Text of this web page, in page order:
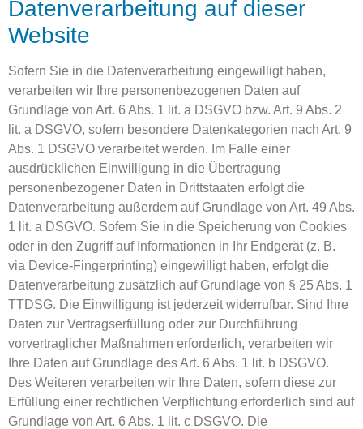
Datenverarbeitung auf dieser
Website
Sofern Sie in die Datenverarbeitung eingewilligt haben,
verarbeiten wir Ihre personenbezogenen Daten auf
Grundlage von Art. 6 Abs. 1 lit. a DSGVO bzw. Art. 9 Abs. 2
lit. a DSGVO, sofern besondere Datenkategorien nach Art. 9
Abs. 1 DSGVO verarbeitet werden. Im Falle einer
ausdrücklichen Einwilligung in die Übertragung
personenbezogener Daten in Drittstaaten erfolgt die
Datenverarbeitung außerdem auf Grundlage von Art. 49 Abs.
1 lit. a DSGVO. Sofern Sie in die Speicherung von Cookies
oder in den Zugriff auf Informationen in Ihr Endgerät (z. B.
via Device-Fingerprinting) eingewilligt haben, erfolgt die
Datenverarbeitung zusätzlich auf Grundlage von § 25 Abs. 1
TTDSG. Die Einwilligung ist jederzeit widerrufbar. Sind Ihre
Daten zur Vertragserfüllung oder zur Durchführung
vorvertraglicher Maßnahmen erforderlich, verarbeiten wir
Ihre Daten auf Grundlage des Art. 6 Abs. 1 lit. b DSGVO.
Des Weiteren verarbeiten wir Ihre Daten, sofern diese zur
Erfüllung einer rechtlichen Verpflichtung erforderlich sind auf
Grundlage von Art. 6 Abs. 1 lit. c DSGVO. Die